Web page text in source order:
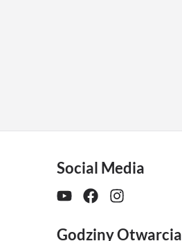
Social Media
Godziny Otwarcia